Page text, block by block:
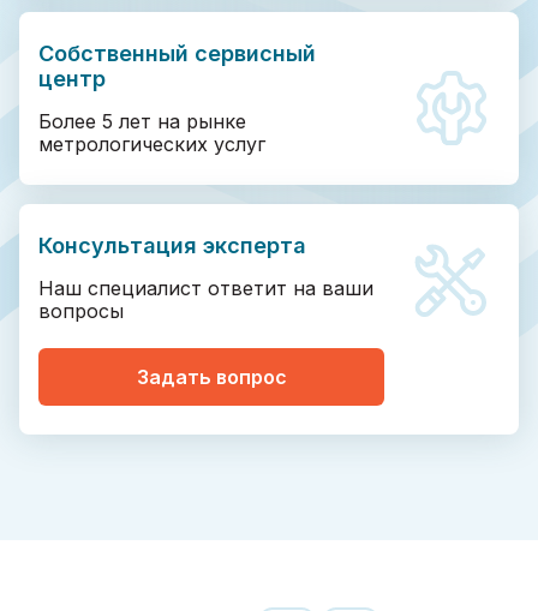
Собственный сервисный
центр
Более 5 лет на рынке
метрологических услуг
Консультация эксперта
Наш специалист ответит на ваши
вопросы
Задать вопрос